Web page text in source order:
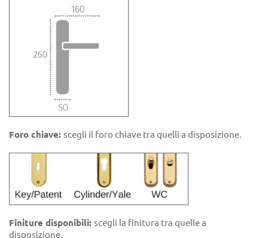
Foro chiave: scegli il foro chiave tra quelli a disposizione.
Finiture disponibili: scegli la finitura tra quelle a
disposizione.